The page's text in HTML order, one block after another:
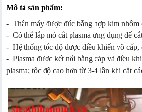
Mô tả sản phẩm:
- Thân máy được đúc bằng hợp kim nhôm
- Có thể lắp mỏ cắt plasma ứng dụng để
- Hệ thống tốc độ được điều khiển vô cấp,
- Plasma được kết nối bằng cáp và điều
plasma; tốc độ cao hơn từ 3-4 lần khi cắt